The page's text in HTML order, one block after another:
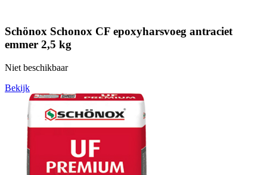
Schönox Schonox CF epoxyharsvoeg antraciet
emmer 2,5 kg
Niet beschikbaar
Bekijk